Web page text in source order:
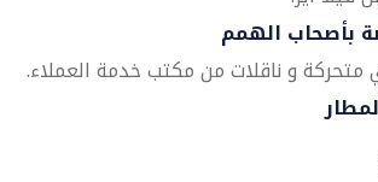
بأصحاب الهمم
و ناقلات من مكتب خدمة العملاء.